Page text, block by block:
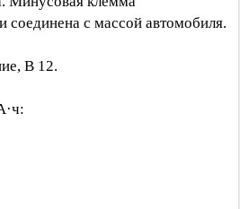
соединена с массой автомобиля.
В 12.